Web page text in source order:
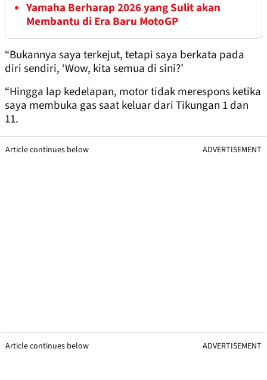
Yamaha Berharap 2026 yang Sulit akan
Membantu di Era Baru MotoGP
“Bukannya saya terkejut, tetapi saya berkata pada
diri sendiri, ‘Wow, kita semua di sini?’
“Hingga lap kedelapan, motor tidak merespons ketika
saya membuka gas saat keluar dari Tikungan 1 dan
11.
Article continues below ADVERTISEMENT
Article continues below ADVERTISEMENT